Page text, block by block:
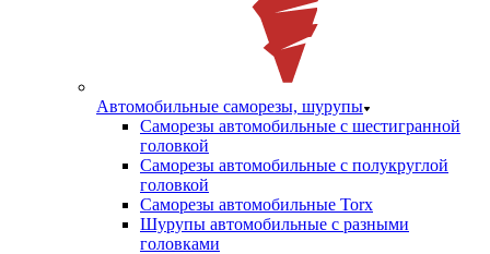
Автомобильные саморезы, шурупы
Саморезы автомобильные с шестигранной
головкой
Саморезы автомобильные с полукруглой
головкой
Саморезы автомобильные Torx
Шурупы автомобильные с разными
головками